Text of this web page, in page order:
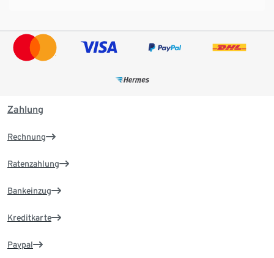
Zahlung
Rechnung
Ratenzahlung
Bankeinzug
Kreditkarte
Paypal